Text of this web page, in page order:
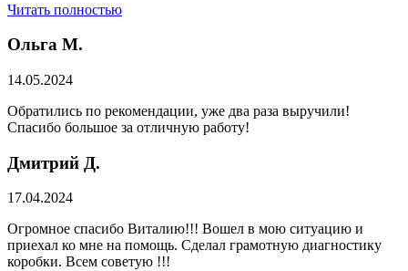
Читать полностью
Ольга М.
14.05.2024
Обратились по рекомендации, уже два раза выручили!
Спасибо большое за отличную работу!
Дмитрий Д.
17.04.2024
Огромное спасибо Виталию!!! Вошел в мою ситуацию и
приехал ко мне на помощь. Сделал грамотную диагностику
коробки. Всем советую !!!